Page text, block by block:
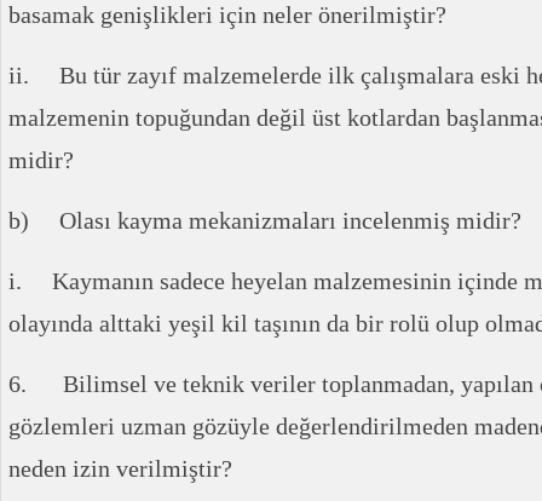
basamak genişlikleri için neler önerilmiştir?
ii. Bu tür zayıf malzemelerde ilk çalışmalara eski
malzemenin topuğundan değil üst kotlardan
midir?
b) Olası kayma mekanizmaları incelenmiş midir?
i. Kaymanın sadece heyelan malzemesinin içinde
olayında alttaki yeşil kil taşının da bir rolü olup
6. Bilimsel ve teknik veriler toplanmadan, yapılan
gözlemleri uzman gözüyle değerlendirilmeden
neden izin verilmiştir?